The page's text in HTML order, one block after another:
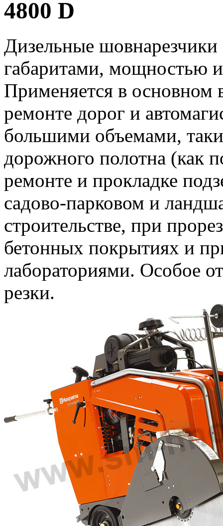
4800 D
Дизельные
габаритами, мощностью
Применяется в основном
ремонте дорог и
большими объемами,
дорожного полотна (как
ремонте и прокладке
садово-парковом и
строительстве, при
бетонных покрытиях и
лабораториями. Особое
резки.